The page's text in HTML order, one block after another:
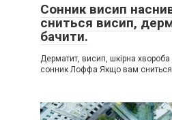
Сонник висип
сниться висип,
бачити.
Дерматит, висип, шкірна хвороба
сонник Лоффа Якщо вам сниться